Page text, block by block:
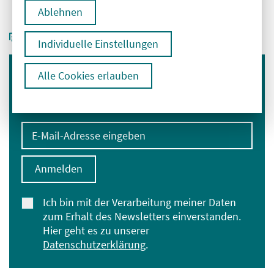
Ablehnen
Individuelle Einstellungen
Alle Cookies erlauben
Immer informiert bleiben
E-Mail-Adresse eingeben
Ich bin mit der Verarbeitung meiner Daten
zum Erhalt des Newsletters einverstanden.
Hier geht es zu unserer
Datenschutzerklärung.
Anmelden